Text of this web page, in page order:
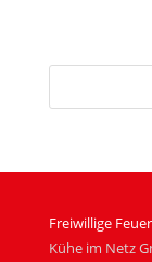
Freiwillige
Kühe im Netz